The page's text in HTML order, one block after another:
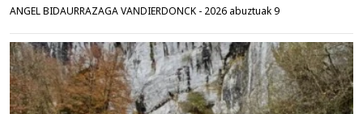
ANGEL BIDAURRAZAGA VANDIERDONCK - 2026 abuztuak 9